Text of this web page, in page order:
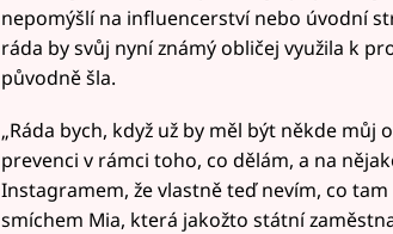
nepomýšlí na influencerství nebo úvodní
ráda by svůj nyní známý obličej využila k
původně šla.
„Ráda bych, když už by měl být někde můj
prevenci v rámci toho, co dělám, a na
Instagramem, že vlastně teď nevím, co
smíchem Mia, která jakožto státní